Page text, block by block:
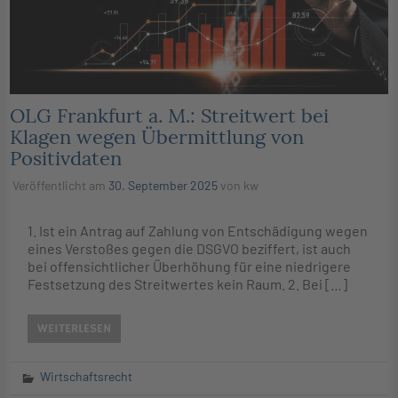
OLG Frankfurt a. M.: Streitwert bei
Klagen wegen Übermittlung von
Positivdaten
Veröffentlicht am 30. September 2025von kw
1. Ist ein Antrag auf Zahlung von Entschädigung wegen
eines Verstoßes gegen die DSGVO beziffert, ist auch
bei offensichtlicher Überhöhung für eine niedrigere
Festsetzung des Streitwertes kein Raum. 2. Bei […]
WEITERLESEN
Wirtschaftsrecht